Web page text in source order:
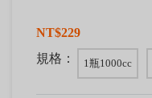
NT$229
規格：
1瓶1000cc